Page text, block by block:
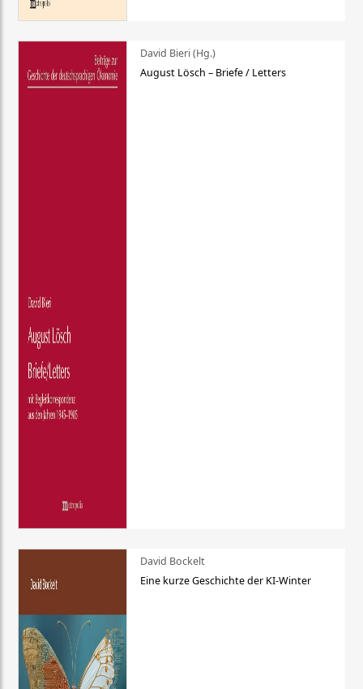
David Bieri (Hg.)
August Lösch – Briefe / Letters
David Bockelt
Eine kurze Geschichte der KI-Winter